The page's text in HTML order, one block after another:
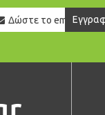
Newsletter
Email